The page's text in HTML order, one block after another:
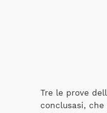
Tre le prove
conclusasi,